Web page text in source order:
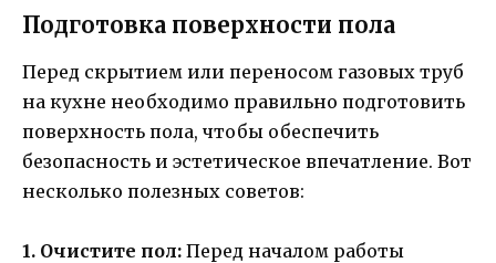
Подготовка поверхности пола
Перед скрытием или переносом газовых труб
на кухне необходимо правильно подготовить
поверхность пола, чтобы обеспечить
безопасность и эстетическое впечатление. Вот
несколько полезных советов:
1. Очистите пол: Перед началом работы